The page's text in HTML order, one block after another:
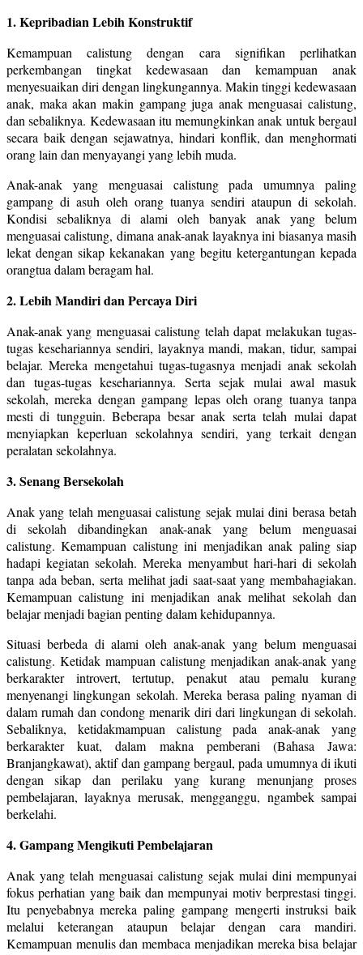
1. Kepribadian Lebih Konstruktif
Kemampuan calistung dengan cara signifikan perlihatkan
perkembangan tingkat kedewasaan dan kemampuan anak
menyesuaikan diri dengan lingkungannya. Makin tinggi kedewasaan
anak, maka akan makin gampang juga anak menguasai calistung,
dan sebaliknya. Kedewasaan itu memungkinkan anak untuk bergaul
secara baik dengan sejawatnya, hindari konflik, dan menghormati
orang lain dan menyayangi yang lebih muda.
Anak-anak yang menguasai calistung pada umumnya paling
gampang di asuh oleh orang tuanya sendiri ataupun di sekolah.
Kondisi sebaliknya di alami oleh banyak anak yang belum
menguasai calistung, dimana anak-anak layaknya ini biasanya masih
lekat dengan sikap kekanakan yang begitu ketergantungan kepada
orangtua dalam beragam hal.
2. Lebih Mandiri dan Percaya Diri
Anak-anak yang menguasai calistung telah dapat melakukan tugas-
tugas kesehariannya sendiri, layaknya mandi, makan, tidur, sampai
belajar. Mereka mengetahui tugas-tugasnya menjadi anak sekolah
dan tugas-tugas kesehariannya. Serta sejak mulai awal masuk
sekolah, mereka dengan gampang lepas oleh orang tuanya tanpa
mesti di tungguin. Beberapa besar anak serta telah mulai dapat
menyiapkan keperluan sekolahnya sendiri, yang terkait dengan
peralatan sekolahnya.
3. Senang Bersekolah
Anak yang telah menguasai calistung sejak mulai dini berasa betah
di sekolah dibandingkan anak-anak yang belum menguasai
calistung. Kemampuan calistung ini menjadikan anak paling siap
hadapi kegiatan sekolah. Mereka menyambut hari-hari di sekolah
tanpa ada beban, serta melihat jadi saat-saat yang membahagiakan.
Kemampuan calistung ini menjadikan anak melihat sekolah dan
belajar menjadi bagian penting dalam kehidupannya.
Situasi berbeda di alami oleh anak-anak yang belum menguasai
calistung. Ketidak mampuan calistung menjadikan anak-anak yang
berkarakter introvert, tertutup, penakut atau pemalu kurang
menyenangi lingkungan sekolah. Mereka berasa paling nyaman di
dalam rumah dan condong menarik diri dari lingkungan di sekolah.
Sebaliknya, ketidakmampuan calistung pada anak-anak yang
berkarakter kuat, dalam makna pemberani (Bahasa Jawa:
Branjangkawat), aktif dan gampang bergaul, pada umumnya di ikuti
dengan sikap dan perilaku yang kurang menunjang proses
pembelajaran, layaknya merusak, mengganggu, ngambek sampai
berkelahi.
4. Gampang Mengikuti Pembelajaran
Anak yang telah menguasai calistung sejak mulai dini mempunyai
fokus perhatian yang baik dan mempunyai motiv berprestasi tinggi.
Itu penyebabnya mereka paling gampang mengerti instruksi baik
melalui keterangan ataupun belajar dengan cara mandiri.
Kemampuan menulis dan membaca menjadikan mereka bisa belajar